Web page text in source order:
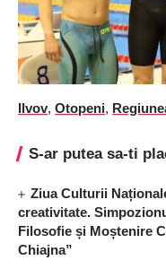
Ilvov, Otopeni,
S-ar putea sa-ti
Ziua Culturii
creativitate.
Filosofie și Moștenire
Chiajna”